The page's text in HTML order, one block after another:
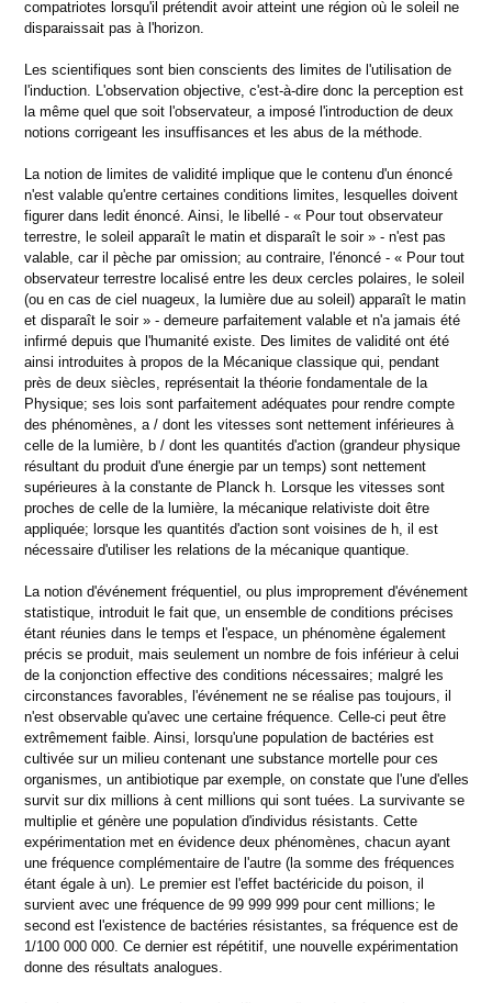
compatriotes lorsqu'il prétendit avoir atteint une région où le soleil ne
disparaissait pas à l'horizon.
Les scientifiques sont bien conscients des limites de l'utilisation de
l'induction. L'observation objective, c'est-à-dire donc la perception est
la même quel que soit l'observateur, a imposé l'introduction de deux
notions corrigeant les insuffisances et les abus de la méthode.
La notion de limites de validité implique que le contenu d'un énoncé
n'est valable qu'entre certaines conditions limites, lesquelles doivent
figurer dans ledit énoncé. Ainsi, le libellé - « Pour tout observateur
terrestre, le soleil apparaît le matin et disparaît le soir » - n'est pas
valable, car il pèche par omission; au contraire, l'énoncé - « Pour tout
observateur terrestre localisé entre les deux cercles polaires, le soleil
(ou en cas de ciel nuageux, la lumière due au soleil) apparaît le matin
et disparaît le soir » - demeure parfaitement valable et n'a jamais été
infirmé depuis que l'humanité existe. Des limites de validité ont été
ainsi introduites à propos de la Mécanique classique qui, pendant
près de deux siècles, représentait la théorie fondamentale de la
Physique; ses lois sont parfaitement adéquates pour rendre compte
des phénomènes, a / dont les vitesses sont nettement inférieures à
celle de la lumière, b / dont les quantités d'action (grandeur physique
résultant du produit d'une énergie par un temps) sont nettement
supérieures à la constante de Planck h. Lorsque les vitesses sont
proches de celle de la lumière, la mécanique relativiste doit être
appliquée; lorsque les quantités d'action sont voisines de h, il est
nécessaire d'utiliser les relations de la mécanique quantique.
La notion d'événement fréquentiel, ou plus improprement d'événement
statistique, introduit le fait que, un ensemble de conditions précises
étant réunies dans le temps et l'espace, un phénomène également
précis se produit, mais seulement un nombre de fois inférieur à celui
de la conjonction effective des conditions nécessaires; malgré les
circonstances favorables, l'événement ne se réalise pas toujours, il
n'est observable qu'avec une certaine fréquence. Celle-ci peut être
extrêmement faible. Ainsi, lorsqu'une population de bactéries est
cultivée sur un milieu contenant une substance mortelle pour ces
organismes, un antibiotique par exemple, on constate que l'une d'elles
survit sur dix millions à cent millions qui sont tuées. La survivante se
multiplie et génère une population d'individus résistants. Cette
expérimentation met en évidence deux phénomènes, chacun ayant
une fréquence complémentaire de l'autre (la somme des fréquences
étant égale à un). Le premier est l'effet bactéricide du poison, il
survient avec une fréquence de 99 999 999 pour cent millions; le
second est l'existence de bactéries résistantes, sa fréquence est de
1/100 000 000. Ce dernier est répétitif, une nouvelle expérimentation
donne des résultats analogues.